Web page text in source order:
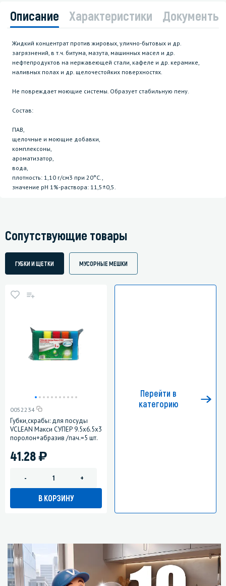
Описание Характеристики Документы
Жидкий концентрат против жировых, улично-бытовых и др.
загрязнений, в т.ч. битума, мазута, машинных масел и др.
нефтепродуктов на нержавеющей стали, кафеле и др. керамике,
наливных полах и др. щелочестойких поверхностях.
Не повреждает моющие системы. Образует стабильную пену.
Состав:
ПАВ,
щелочные и моющие добавки,
комплексоны,
ароматизатор,
вода,
плотность: 1,10 г/см3 при 20°С.,
значение pH 1%-раствора: 11,5±0,5.
Сопутствующие товары
ГУБКИ И ЩЕТКИ МУСОРНЫЕ МЕШКИ
0052234
Губки,скрабы: для посуды
VCLEAN Макси СУПЕР 9.5х6.5х3
поролон+абразив /пач.=5 шт.
41.28)
- +
В КОРЗИНУ
Перейти в
категорию